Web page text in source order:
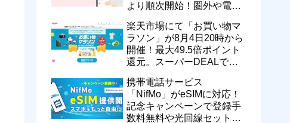
より順次開始！圏外や電波
に
楽天市場にて「お買い物マ
ラソン」が8月4日20時から
開催！最大49.5倍ポイント
還元。スーパーDEALで
など
携帯電話サービス
「NifMo」がeSIMに対応！
記念キャンペーンで登録手
数料無料や光回線セットで